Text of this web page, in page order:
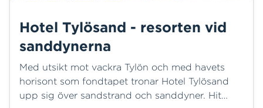
Hotel Tylösand - resorten vid
sanddynerna
Med utsikt mot vackra Tylön och med havets
horisont som fondtapet tronar Hotel Tylösand
upp sig över sandstrand och sanddyner. Hit